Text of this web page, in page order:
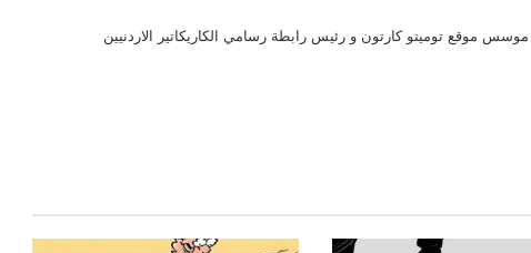
موقع توميتو كارتون و رئيس رابطة رسامي الكاريكاتير الاردنيين